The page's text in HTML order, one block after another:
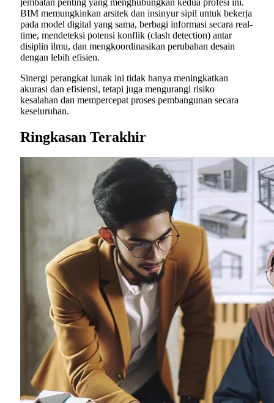
BIM memungkinkan arsitek dan insinyur sipil untuk bekerja
pada model digital yang sama, berbagi informasi secara real-
time, mendeteksi potensi konflik (clash detection) antar
disiplin ilmu, dan mengkoordinasikan perubahan desain
dengan lebih efisien.
Sinergi perangkat lunak ini tidak hanya meningkatkan
akurasi dan efisiensi, tetapi juga mengurangi risiko
kesalahan dan mempercepat proses pembangunan secara
keseluruhan.
Ringkasan Terakhir